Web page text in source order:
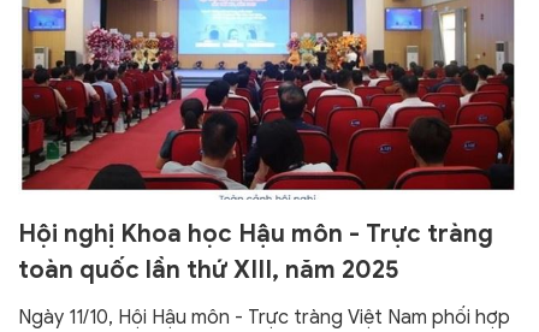
Hội nghị Khoa học Hậu môn - Trực tràng
toàn quốc lần thứ XIII, năm 2025
Ngày 11/10, Hội Hậu môn - Trực tràng Việt Nam phối hợp